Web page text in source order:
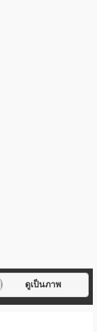
ดูเป็นภาพ